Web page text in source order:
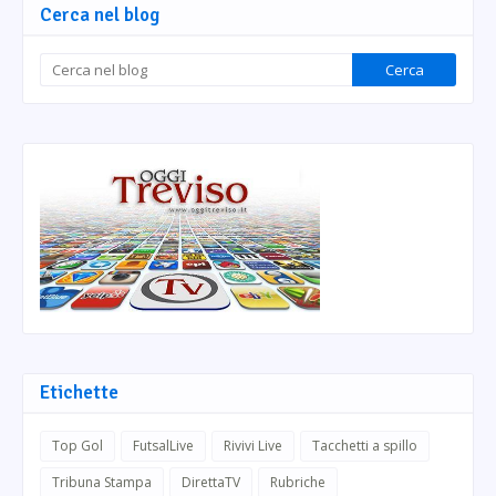
Cerca nel blog
Etichette
Top Gol FutsalLive Rivivi Live
Tacchetti a spillo
Tribuna Stampa
DirettaTV Rubriche